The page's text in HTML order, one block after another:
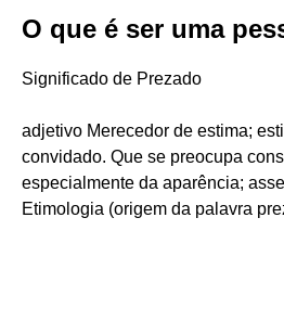
O que é ser uma
Significado de Prezado
adjetivo Merecedor de estima;
convidado. Que se preocupa
especialmente da aparência;
Etimologia (origem da palavra